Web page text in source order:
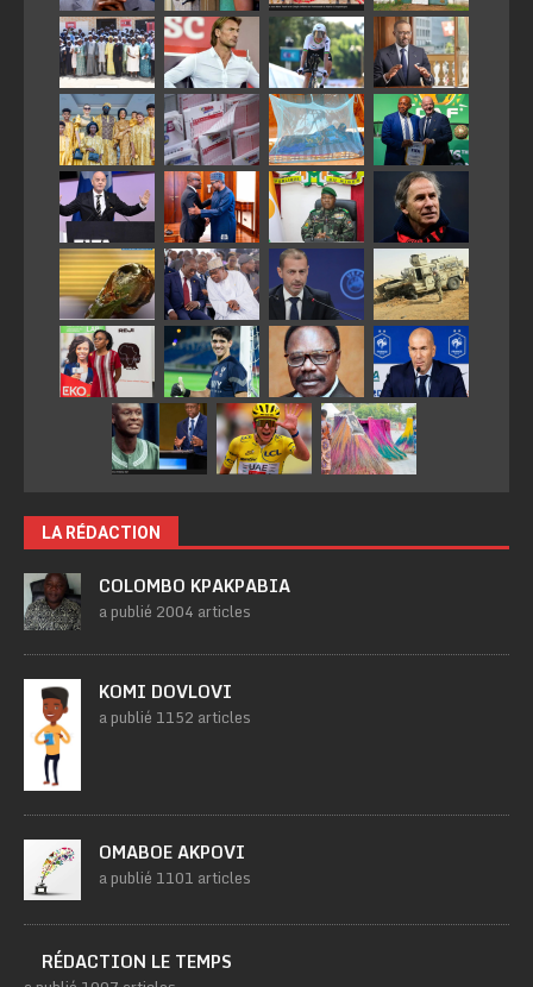
LA RÉDACTION
COLOMBO KPAKPABIA
a publié 2004 articles
KOMI DOVLOVI
a publié 1152 articles
OMABOE AKPOVI
a publié 1101 articles
RÉDACTION LE TEMPS